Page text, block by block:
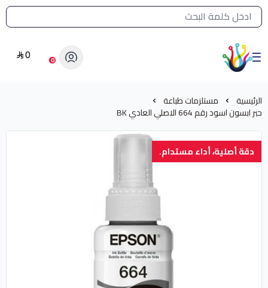
القائمة الرئيسية لمتجر الشرق النادر
الشرق النادر بيع مستلزمات طباعة حرارية 0
0
الرئيسية مستلزمات طباعة
حبر ابسون اسود رقم 664 الاصلي العادي BK
دقة أصلية، أداء مستدام.